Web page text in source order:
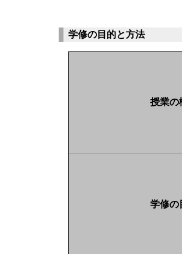
学修の目的と方法
授業の
学修の